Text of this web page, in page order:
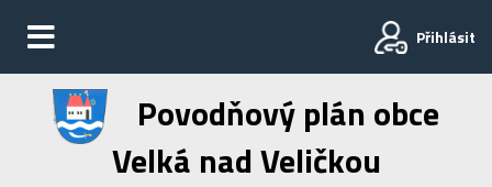
Přihlásit
Povodňový plán obce
Velká nad Veličkou